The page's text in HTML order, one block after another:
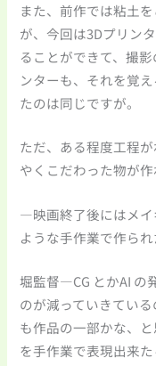
また、前作では粘土
が、今回は3Dプリン
ることができて、撮
ンターも、それを覚
たのは同じですが。
ただ、ある程度工程
やくこだわった物が作
―映画終了後にはメイ
ような手作業で作ら
堀監督―CG とかAI の
のが減っていきてい
も作品の一部かな、
を手作業で表現出来